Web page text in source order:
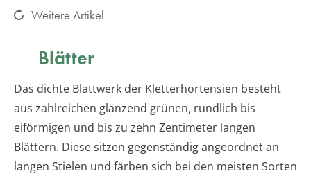
Weitere Artikel
Blätter
Das dichte Blattwerk der Kletterhortensien besteht
aus zahlreichen glänzend grünen, rundlich bis
eiförmigen und bis zu zehn Zentimeter langen
Blättern. Diese sitzen gegenständig angeordnet an
langen Stielen und färben sich bei den meisten Sorten